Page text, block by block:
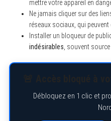
mettre votre appareil en
Ne jamais cliquer sur des
réseaux sociaux, qui
Installer un bloqueur de
indésirables , souvent
Débloquez en 1 clic et